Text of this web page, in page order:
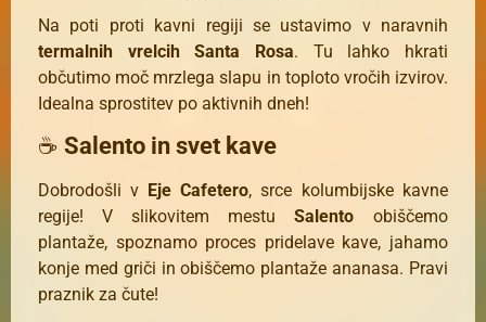
Na poti proti kavni regiji se ustavimo v naravnih
termalnih vrelcih Santa Rosa. Tu lahko hkrati
občutimo moč mrzlega slapu in toploto vročih izvirov.
Idealna sprostitev po aktivnih dneh!
☕ Salento in svet kave
Dobrodošli v Eje Cafetero, srce kolumbijske kavne
regije! V slikovitem mestu Salento obiščemo
plantaže, spoznamo proces pridelave kave, jahamo
konje med griči in obiščemo plantaže ananasa. Pravi
praznik za čute!